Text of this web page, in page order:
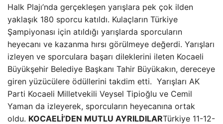
Halk Plajı’nda gerçekleşen yarışlara pek çok ilden
yaklaşık 180 sporcu katıldı. Kulaçların Türkiye
Şampiyonası için atıldığı yarışlarda sporcuların
heyecanı ve kazanma hırsı görülmeye değerdi. Yarışları
izleyen ve sporculara başarı dileklerini ileten Kocaeli
Büyükşehir Belediye Başkanı Tahir Büyükakın, dereceye
giren yüzücülere ödüllerini takdim etti. Yarışları AK
Parti Kocaeli Milletvekili Veysel Tipioğlu ve Cemil
Yaman da izleyerek, sporcuların heyecanına ortak
oldu. KOCAELİ’DEN MUTLU AYRILDILARTürkiye 11-12-